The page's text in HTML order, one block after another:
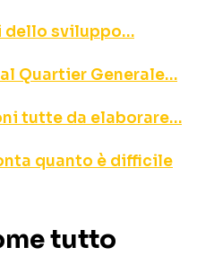
dello sviluppo…
Quartier Generale…
tutte da elaborare…
quanto è difficile
tutto